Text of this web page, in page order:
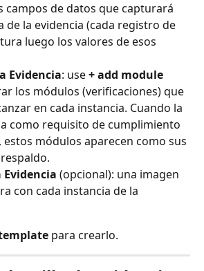
campos de datos que capturará
de la evidencia (cada registro de
luego los valores de esos
Evidencia: use + add module
los módulos (verificaciones) que
en cada instancia. Cuando la
como requisito de cumplimiento
estos módulos aparecen como sus
(opcional): una imagen
con cada instancia de la
para crearlo.